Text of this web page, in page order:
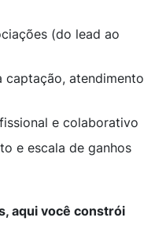
(do lead ao
captação, atendimento
e colaborativo
e escala de ganhos
aqui você constrói